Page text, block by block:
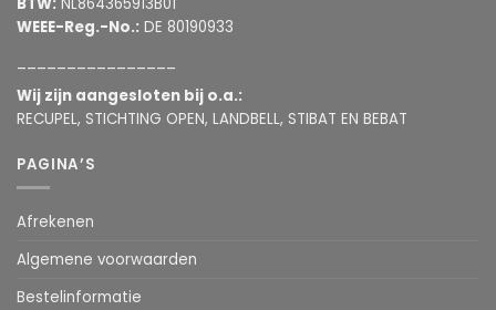
WEEE-Reg.-No.: DE 80190933
Wij zijn aangesloten bij o.a.:
RECUPEL, STICHTING OPEN, LANDBELL, STIBAT EN BEBAT
PAGINA’S
Afrekenen
Algemene voorwaarden
Bestelinformatie